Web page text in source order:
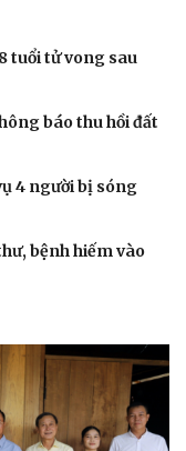
tuổi tử vong sau
báo thu hồi đất
4 người bị sóng
bệnh hiếm vào